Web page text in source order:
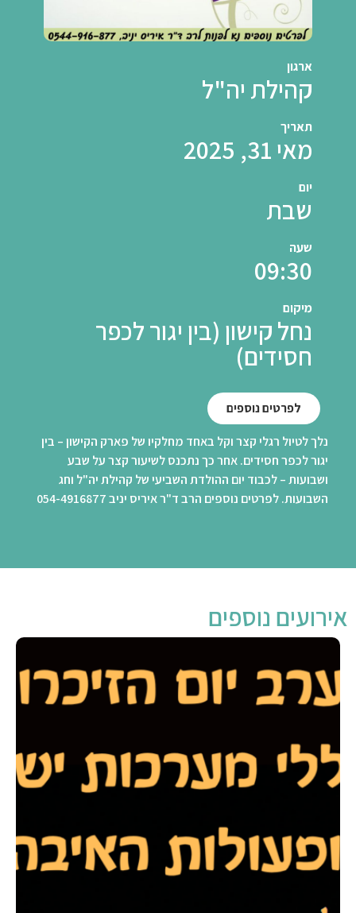
ארגון
קהילת יה"ל
תאריך
מאי 31, 2025
יום
שבת
שעה
09:30
מיקום
נחל קישון (בין יגור לכפר
חסידים)
לפרטים נוספים
נלך לטיול רגלי קצר וקל באחד מחלקיו של פארק הקישון – בין
יגור לכפר חסידים. אחר כך נתכנס לשיעור קצר על שבע
ושבועות – לכבוד יום ההולדת השביעי של קהילת יה"ל וחג
השבועות. לפרטים נוספים הרב ד"ר איריס יניב 054-4916877
אירועים נוספים